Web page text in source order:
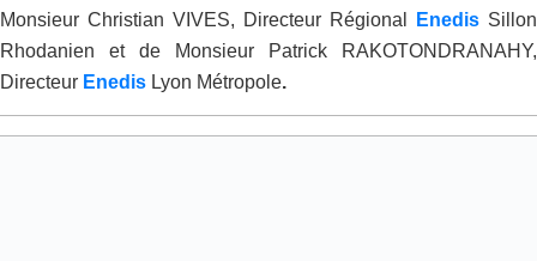
Monsieur Christian VIVES, Directeur Régional
Enedis Sillon
Rhodanien et de Monsieur Patrick RAKOTONDRANAHY,
Directeur Enedis Lyon Métropole.